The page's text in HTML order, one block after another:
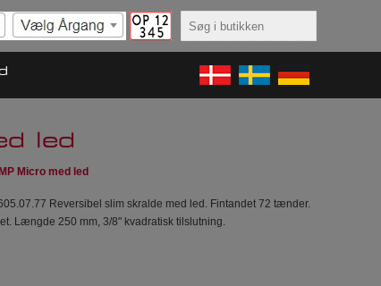
led
Micro med led
Reversibel slim skralde med led. Fintandet 72 tænder.
Længde 250 mm, 3/8" kvadratisk tilslutning.